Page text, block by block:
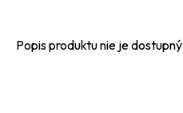
Popis produktu nie je dostupný